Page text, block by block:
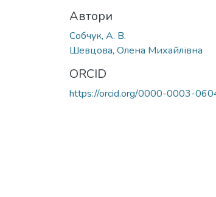
Автори
Собчук, А. В.
Шевцова, Олена Михайлівна
ORCID
https://orcid.org/0000-0003-